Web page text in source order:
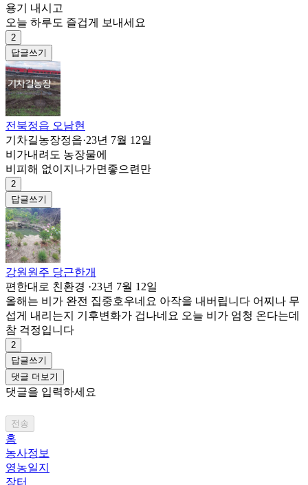
용기 내시고
오늘 하루도 즐겁게 보내세요
2
답글쓰기
전북정읍 오남현
기차길농장정읍·23년 7월 12일
비가내려도 농장물에
비피해 없이지나가면좋으련만
2
답글쓰기
강원원주 당근한개
편한대로 친환경 ·23년 7월 12일
올해는 비가 완전 집중호우네요 아작을 내버립니다 어찌나 무
섭게 내리는지 기후변화가 겁나네요 오늘 비가 엄청 온다는데
참 걱정입니다
2
답글쓰기
댓글 더보기
댓글을 입력하세요
전송
홈
농사정보
영농일지
장터